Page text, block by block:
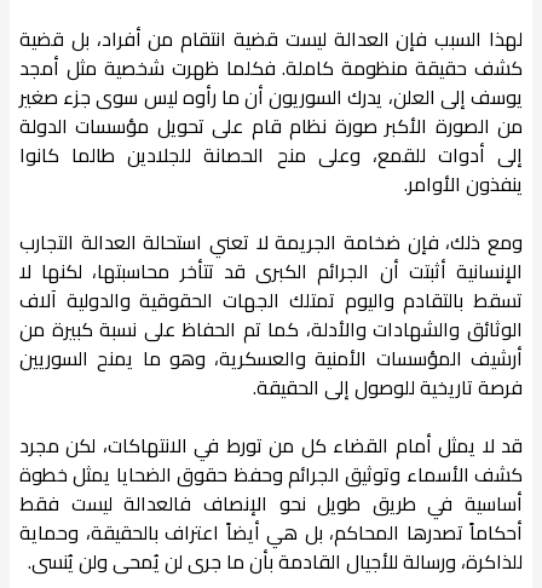
لهذا السبب فإن العدالة ليست قضية انتقام من أفراد، بل قضية
كشف حقيقة منظومة كاملة. فكلما ظهرت شخصية مثل أمجد
يوسف إلى العلن، يدرك السوريون أن ما رأوه ليس سوى جزء صغير
من الصورة الأكبر صورة نظام قام على تحويل مؤسسات الدولة
إلى أدوات للقمع، وعلى منح الحصانة للجلادين طالما كانوا
ينفذون الأوامر.
ومع ذلك، فإن ضخامة الجريمة لا تعني استحالة العدالة التجارب
الإنسانية أثبتت أن الجرائم الكبرى قد تتأخر محاسبتها، لكنها لا
تسقط بالتقادم واليوم تمتلك الجهات الحقوقية والدولية آلاف
الوثائق والشهادات والأدلة، كما تم الحفاظ على نسبة كبيرة من
أرشيف المؤسسات الأمنية والعسكرية، وهو ما يمنح السوريين
فرصة تاريخية للوصول إلى الحقيقة.
قد لا يمثل أمام القضاء كل من تورط في الانتهاكات، لكن مجرد
كشف الأسماء وتوثيق الجرائم وحفظ حقوق الضحايا يمثل خطوة
أساسية في طريق طويل نحو الإنصاف فالعدالة ليست فقط
أحكاماً تصدرها المحاكم، بل هي أيضاً اعتراف بالحقيقة، وحماية
للذاكرة، ورسالة للأجيال القادمة بأن ما جرى لن يُمحى ولن يُنسى.